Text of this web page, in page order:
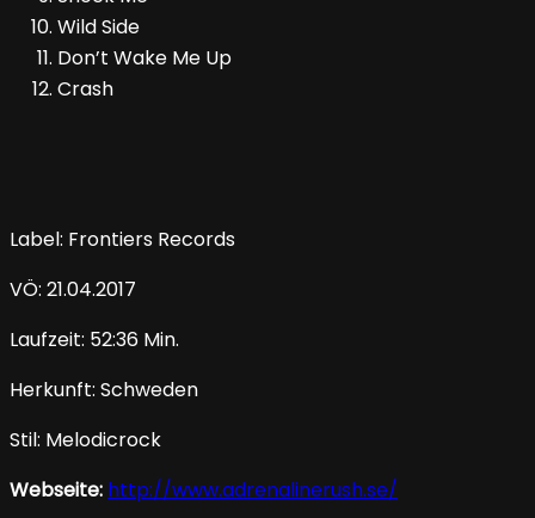
Wild Side
Don’t Wake Me Up
Crash
Label: Frontiers Records
VÖ: 21.04.2017
Laufzeit: 52:36 Min.
Herkunft: Schweden
Stil: Melodicrock
Webseite: http://www.adrenalinerush.se/